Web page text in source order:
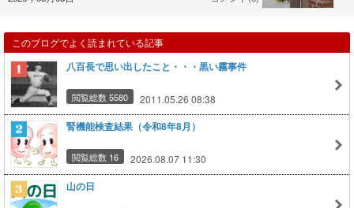
このブログでよく読まれている記事
八百長で思い出したこと・・・黒い霧事件
閲覧総数 5580 2011.05.26 08:38
腎機能検査結果（令和8年8月）
閲覧総数 16 2026.08.07 11:30
山の日